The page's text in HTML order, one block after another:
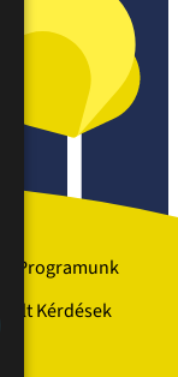
Programunk
Kérdések